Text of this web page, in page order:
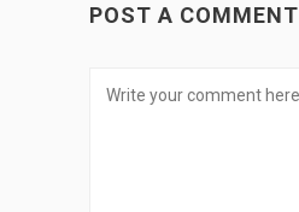
POST A COMMENT